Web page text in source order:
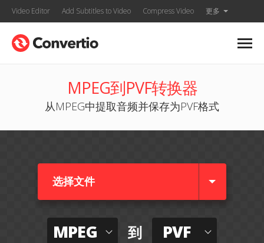
Video Editor Add Subtitles to Video Compress Video 更多
MPEG到PVF转换器
从MPEG中提取音频并保存为PVF格式
选择文件
MPEG 到 PVF